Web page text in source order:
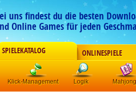
uns findest du die besten
Online Games für jeden
SPIELEKATALOG ONLINESPIELE
Klick-Management Logik Mahjong